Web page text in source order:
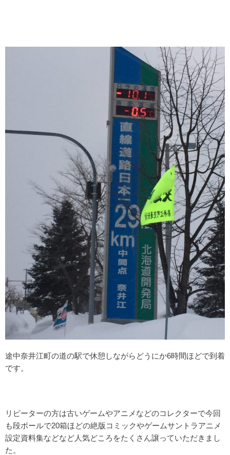
途中奈井江町の道の駅で休憩しながらどうにか6時間ほどで到着
です。
リピーターの方は古いゲームやアニメなどのコレクターで今回
も段ボールで20箱ほどの絶版コミックやゲームサントラアニメ
設定資料集などなど人気どころをたくさん譲っていただきまし
た。